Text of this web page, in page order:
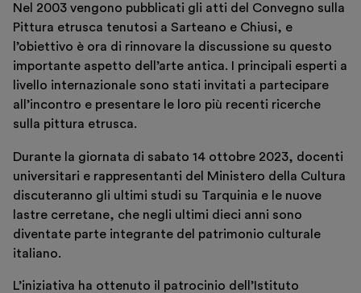
Museo Gentile
Sostieni
Scopri
Biglietti
Area riservata
Nel 2003 vengono pubblicati gli atti del Convegno sulla
Pittura etrusca tenutosi a Sarteano e Chiusi, e
l’obiettivo è ora di rinnovare la discussione su questo
importante aspetto dell’arte antica. I principali esperti a
livello internazionale sono stati invitati a partecipare
all’incontro e presentare le loro più recenti ricerche
sulla pittura etrusca.
Durante la giornata di sabato 14 ottobre 2023, docenti
universitari e rappresentanti del Ministero della Cultura
discuteranno gli ultimi studi su Tarquinia e le nuove
lastre cerretane, che negli ultimi dieci anni sono
diventate parte integrante del patrimonio culturale
italiano.
L’iniziativa ha ottenuto il patrocinio dell’Istituto